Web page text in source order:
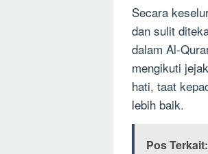
Secara
dan sulit
dalam Al-
mengikuti
hati, taat
lebih baik.
Pos Terkait: